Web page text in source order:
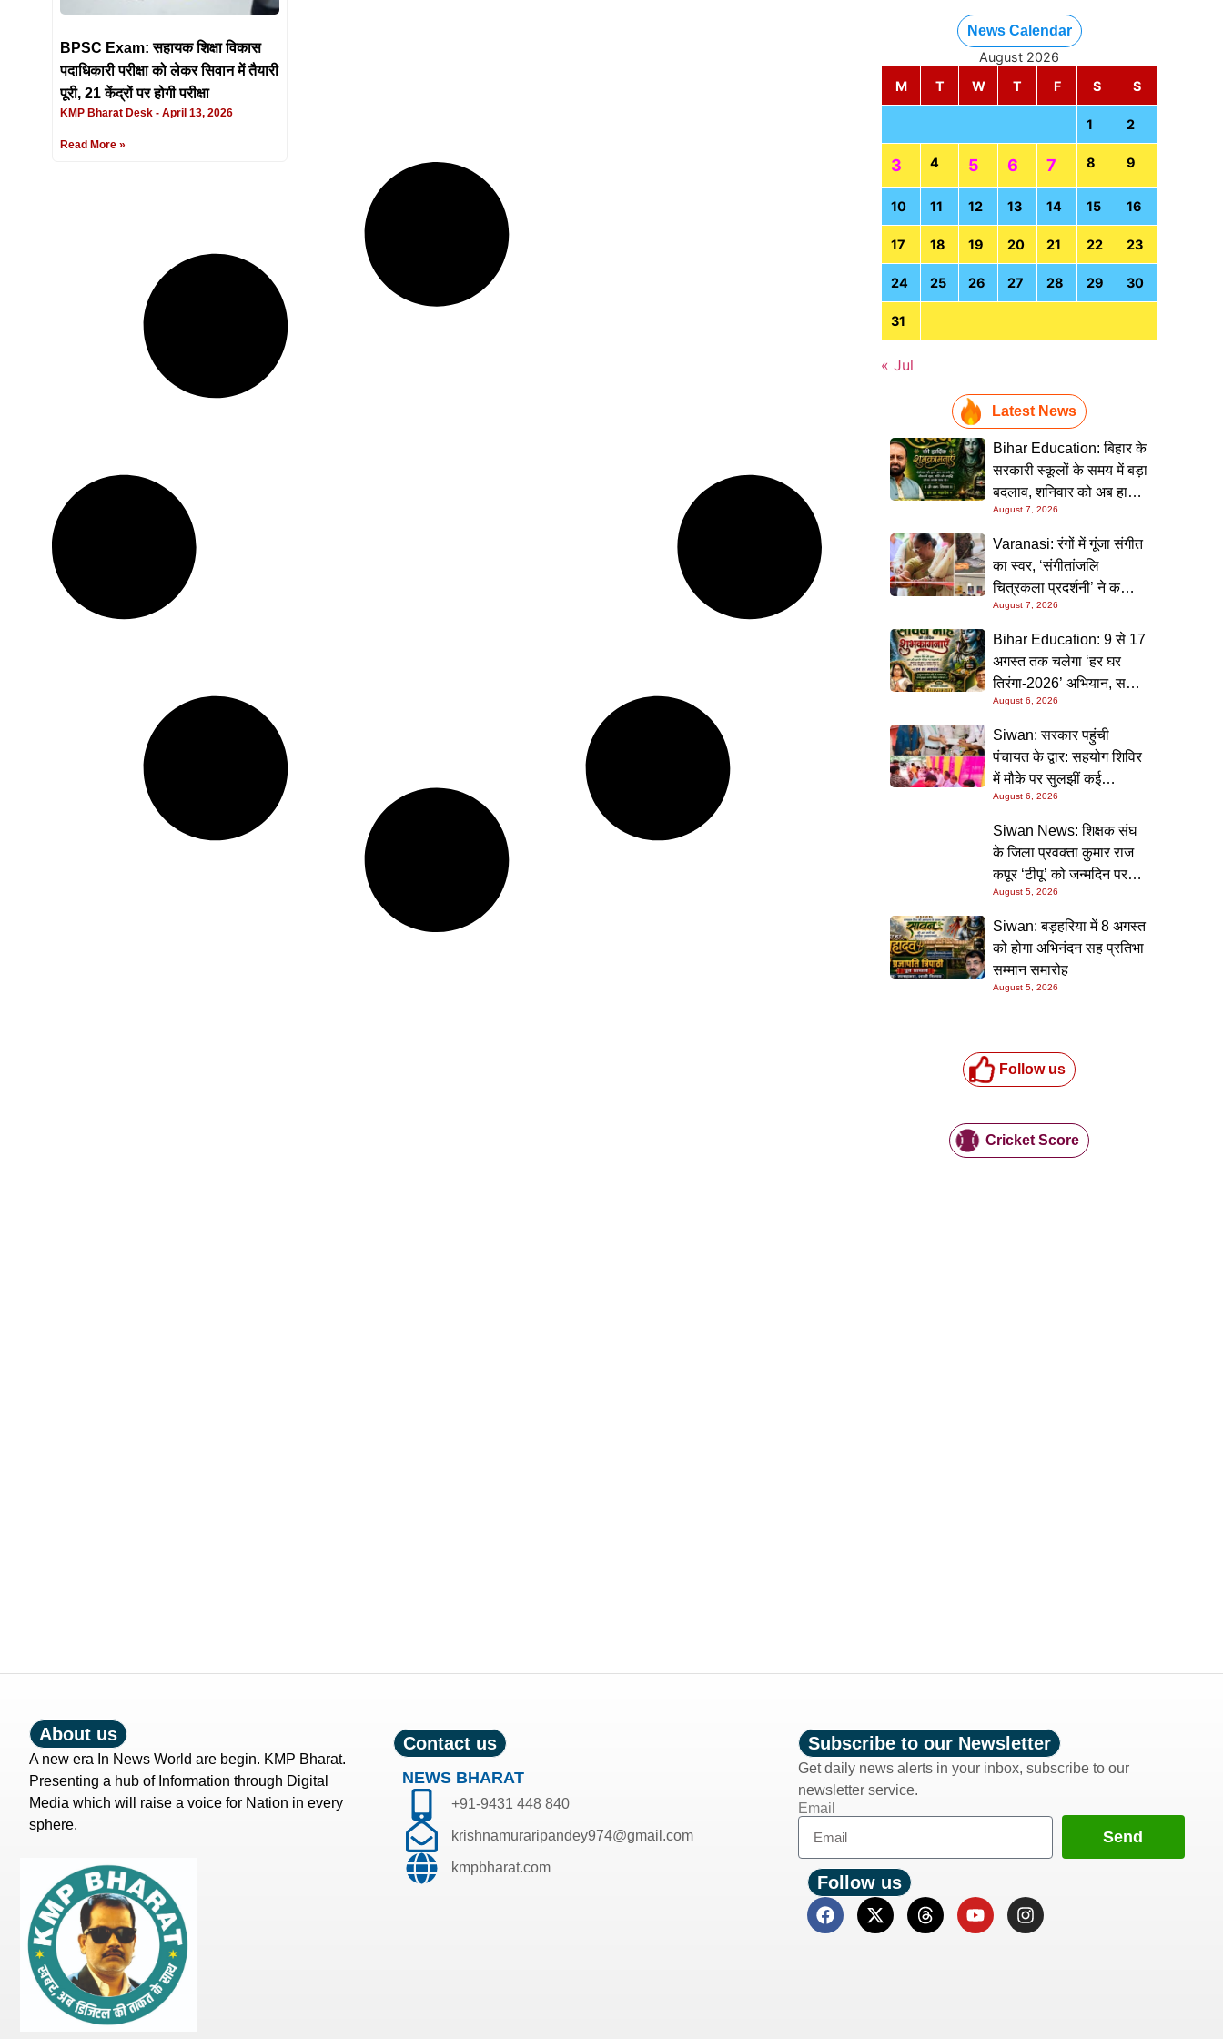
BPSC Exam: सहायक शिक्षा विकास
पदाधिकारी परीक्षा को लेकर सिवान में तैयारी
पूरी, 21 केंद्रों पर होगी परीक्षा
KMP Bharat Desk April 13, 2026
Read More »
News Calendar
August 2026
M
T W T F S S
1 2
3 4 5 6 7 8 9
10 11 12 13 14 15 16
17 18 19 20 21 22 23
24 25 26 27 28 29 30
31
« Jul
Latest News
Bihar Education: बिहार के
सरकारी स्कूलों के समय में बड़ा
बदलाव, शनिवार को अब हाफ
डे रहेगा विद्यालय
August 7, 2026
Varanasi: रंगों में गूंजा संगीत
का स्वर, ‘संगीतांजलि
चित्रकला प्रदर्शनी’ ने कला
प्रेमियों को किया मंत्रमुग्ध
August 7, 2026
Bihar Education: 9 से 17
अगस्त तक चलेगा ‘हर घर
तिरंगा-2026’ अभियान, सभी
स्कूलों को दिए गए विस्तृत
निर्देश
August 6, 2026
Siwan: सरकार पहुंची
पंचायत के द्वार: सहयोग शिविर
में मौके पर सुलझीं कई
समस्याएं, 30 दिन में समाधान
की गारंटी
August 6, 2026
Siwan News: शिक्षक संघ
के जिला प्रवक्ता कुमार राज
कपूर ‘टीपू’ को जन्मदिन पर
मिली शुभकामनाओं की सौगात
August 5, 2026
Siwan: बड़हरिया में 8 अगस्त
को होगा अभिनंदन सह प्रतिभा
सम्मान समारोह
August 5, 2026
Follow us
Cricket Score
About us
A new era In News World are begin. KMP Bharat.
Presenting a hub of Information through Digital
Media which will raise a voice for Nation in every
sphere.
Contact us
NEWS BHARAT
+91-9431 448 840
krishnamuraripandey974@gmail.com
kmpbharat.com
Subscribe to our Newsletter
Get daily news alerts in your inbox, subscribe to our
newsletter service.
Email
Send
Follow us